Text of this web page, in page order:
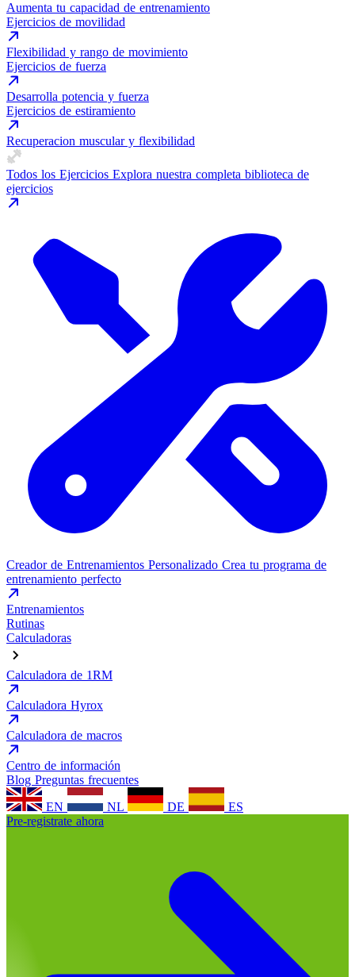
Aumenta tu capacidad de entrenamiento
Ejercicios de movilidad
Flexibilidad y rango de movimiento
Ejercicios de fuerza
Desarrolla potencia y fuerza
Ejercicios de estiramiento
Recuperacion muscular y flexibilidad
Todos los Ejercicios Explora nuestra completa biblioteca de
ejercicios
Creador de Entrenamientos Personalizado Crea tu programa de
entrenamiento perfecto
Entrenamientos
Rutinas
Calculadoras
Calculadora de 1RM
Calculadora Hyrox
Calculadora de macros
Centro de información
Blog Preguntas frecuentes
EN
NL DE
ES
Pre-registrate ahora